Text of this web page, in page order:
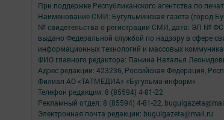
При поддержке Республиканского агентства по
Наименование СМИ: Бугульминская газета (город
№ свидетельства о регистрации СМИ, дата: ЭЛ № ФС
выдано Федеральной службой по надзору в сфере
информационных технологий и массовых
ФИО главного редактора: Панина Наталья
Адрес редакции: 423236, Российская Федерация,
Филиал АО «ТАТМЕДИА» «Бугульма-информ»
Телефон редакции: 8 (85594) 4-81-22
Рекламный отдел: 8 (85594) 4-81-22,
Электронная почта редакции: bugulgazeta@mail.ru